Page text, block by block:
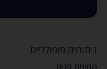
ניתוחים פופולריים
מתיחת פנים